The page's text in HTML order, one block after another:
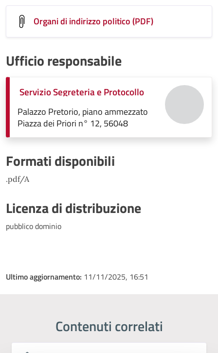
Organi di indirizzo politico (PDF)
Ufficio responsabile
Servizio Segreteria e Protocollo
Palazzo Pretorio, piano ammezzato
Piazza dei Priori n° 12, 56048
Formati disponibili
.pdf/A
Licenza di distribuzione
pubblico dominio
Ultimo aggiornamento: 11/11/2025, 16:51
Contenuti correlati